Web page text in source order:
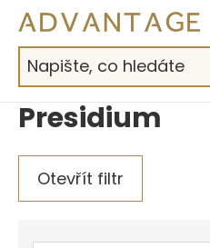
Přejít
obsah
Presidium
Otevřít filtr